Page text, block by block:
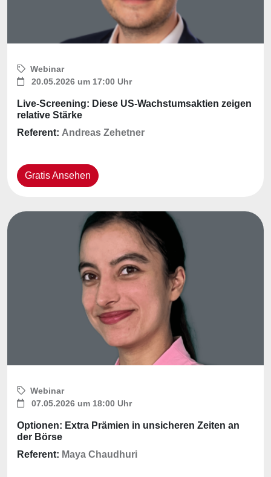
Webinar
20.05.2026 um 17:00 Uhr
Live-Screening: Diese US-Wachstumsaktien zeigen
relative Stärke
Referent: Andreas Zehetner
Gratis Ansehen
Webinar
07.05.2026 um 18:00 Uhr
Optionen: Extra Prämien in unsicheren Zeiten an
der Börse
Referent: Maya Chaudhuri